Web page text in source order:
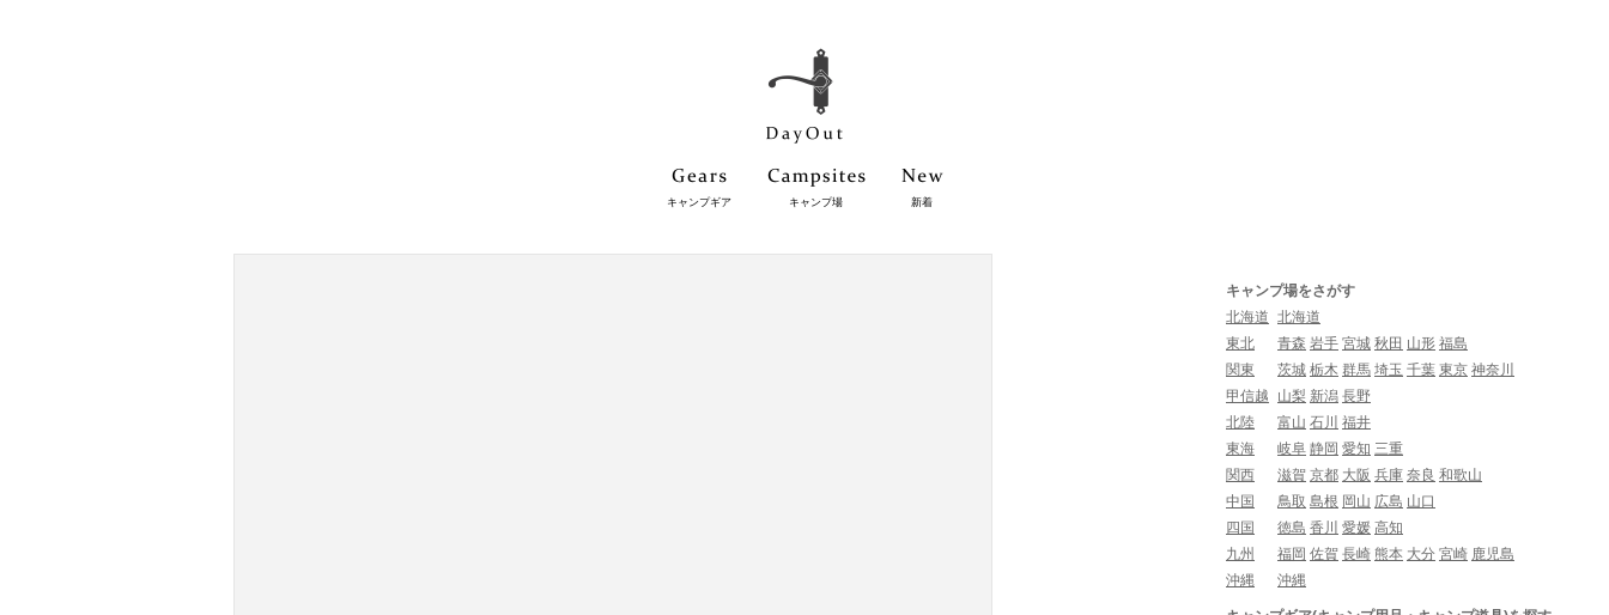
キャンプギア キャンプ場 新着
キャンプ場をさがす
北海道 北海道
東北
青森 岩手 宮城 秋田 山形 福島
関東
茨城 栃木 群馬 埼玉 千葉 東京 神奈川
甲信越
山梨 新潟 長野
北陸
富山 石川 福井
東海
岐阜 静岡 愛知 三重
関西
滋賀 京都 大阪 兵庫 奈良 和歌山
中国
鳥取 島根 岡山 広島 山口
四国
徳島 香川 愛媛 高知
九州
福岡 佐賀 長崎 熊本 大分 宮崎 鹿児島
沖縄
沖縄